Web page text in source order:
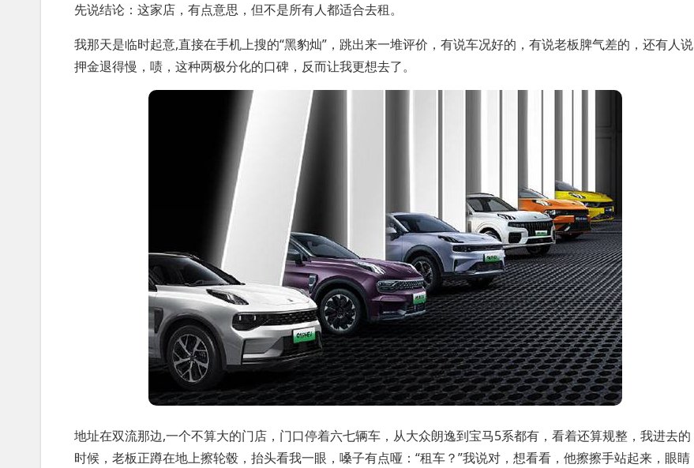
先说结论：这家店，有点意思，但不是所有人都适合去租。
我那天是临时起意,直接在手机上搜的“黑豹灿”，跳出来一堆评价，有说车况好的，有说老板脾气差的，还有人说
押金退得慢，啧，这种两极分化的口碑，反而让我更想去了。
地址在双流那边,一个不算大的门店，门口停着六七辆车，从大众朗逸到宝马5系都有，看着还算规整，我进去的
时候，老板正蹲在地上擦轮毂，抬头看我一眼，嗓子有点哑：“租车？”我说对，想看看，他擦擦手站起来，眼睛